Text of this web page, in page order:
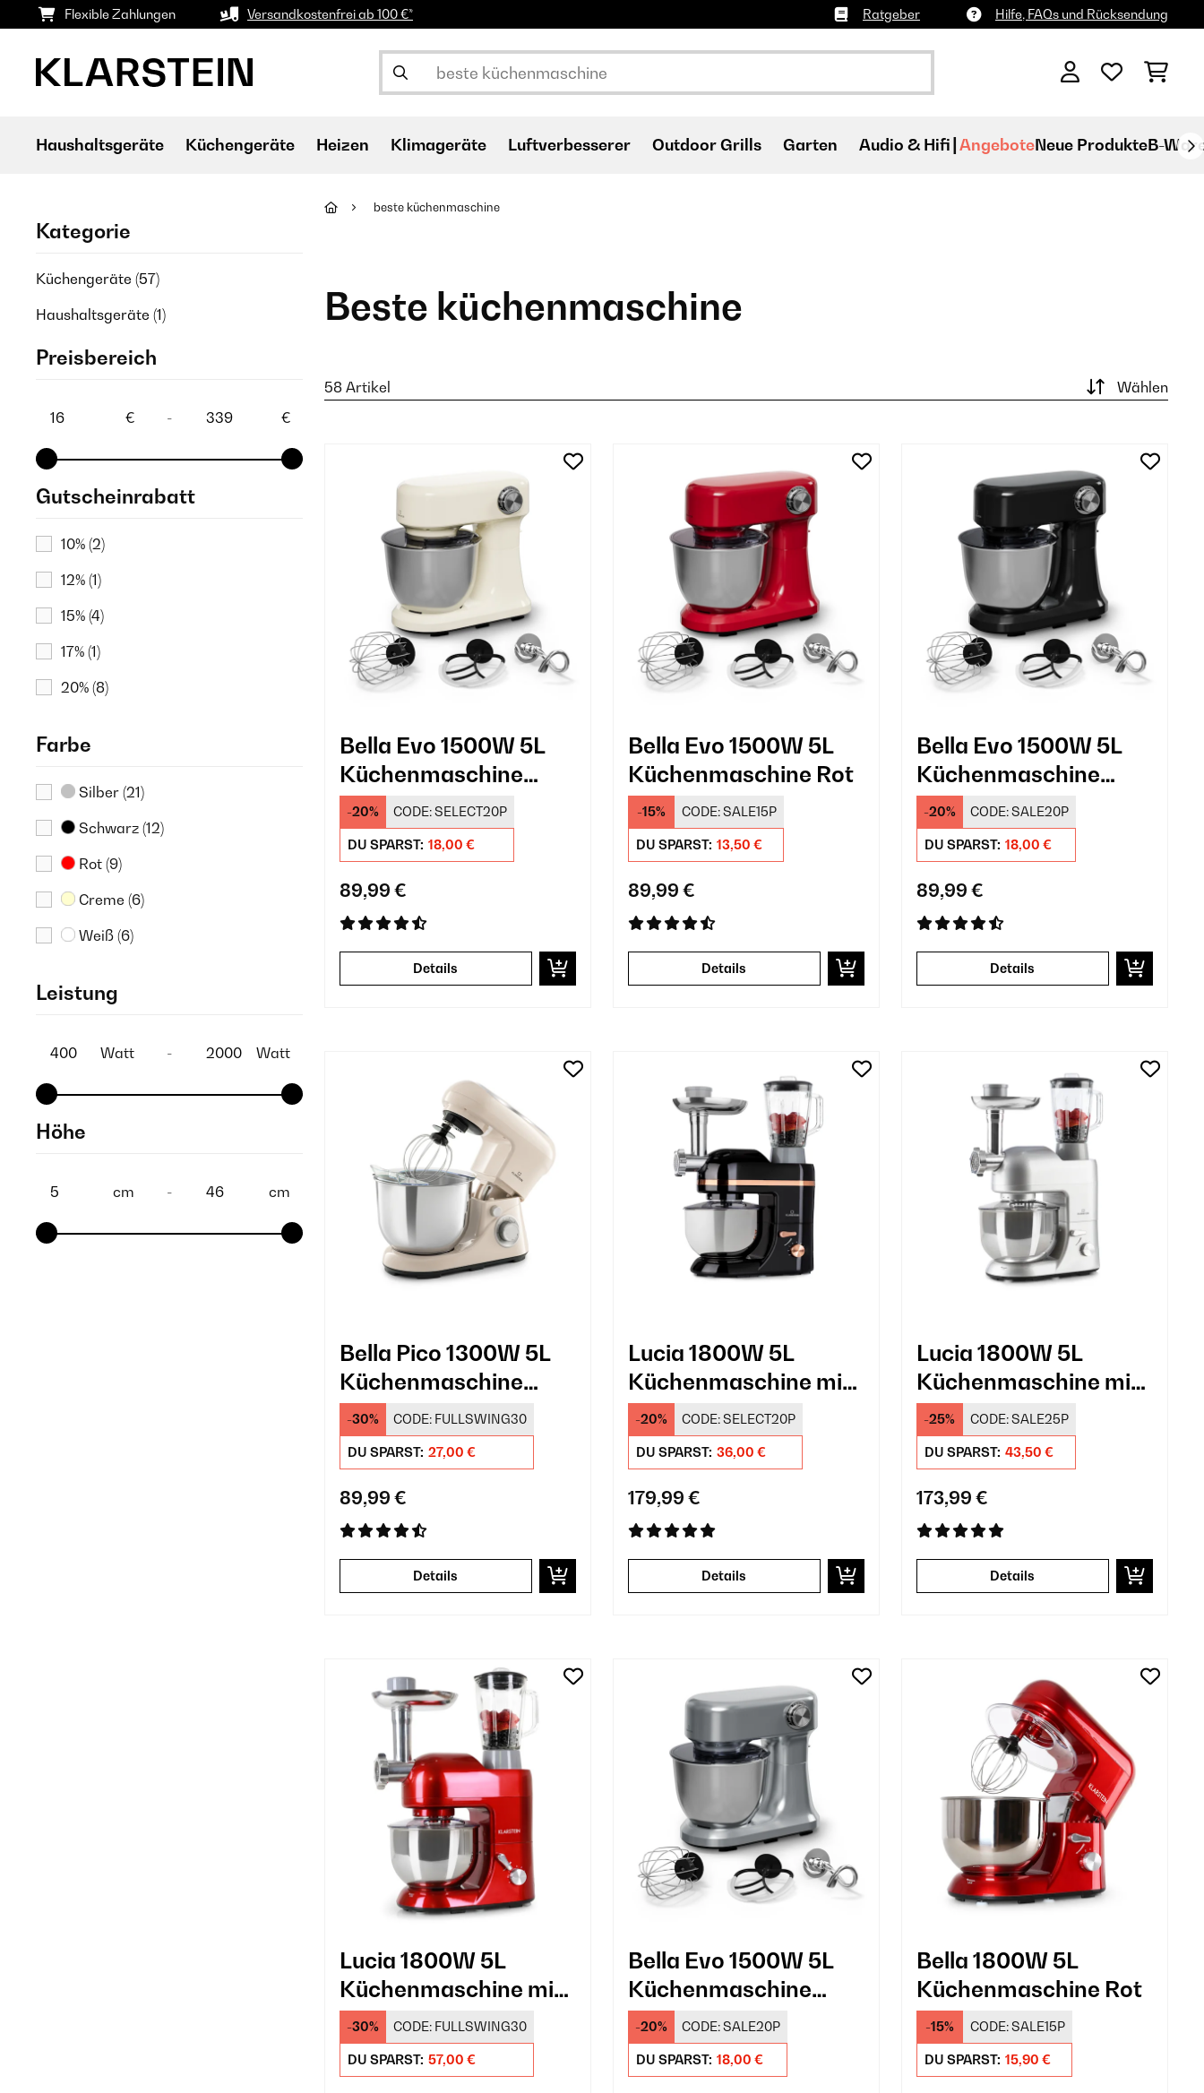
Flexible Zahlungen Versandkostenfrei ab 100 €* Ratgeber Hilfe, FAQs und Rücksendung
Haushaltsgeräte Küchengeräte Heizen Klimageräte Luftverbesserer Outdoor Grills Garten Audio & Hifi AngeboteNeue ProdukteB-
Kategorie
Küchengeräte (57)
Haushaltsgeräte (1)
Preisbereich
€ - €
Gutscheinrabatt
10% (2)
12% (1)
15% (4)
17% (1)
20% (8)
45%(1)
Farbe
Silber (21)
Schwarz (12)
Rot (9)
Creme (6)
Weiß (6)
Grau
Grün
Leistung
Watt - Watt
Höhe
cm - cm
beste küchenmaschine
Beste küchenmaschine
58 Artikel Wählen
Bella Evo 1500W 5L
Küchenmaschine
Creme
-20% CODE:SELECT20P
DU SPARST: 18,00 €
89,99 €
Details
Bella Evo 1500W 5L
Küchenmaschine Rot
-15% CODE:SALE15P
DU SPARST: 13,50 €
89,99 €
Details
Bella Evo 1500W 5L
Küchenmaschine
Schwarz
-20% CODE:SALE20P
DU SPARST: 18,00 €
89,99 €
Details
Bella Pico 1300W 5L
Küchenmaschine
Creme
-30% CODE: FULLSWING30
DU SPARST: 27,00 €
89,99 €
Details
Lucia 1800W 5L
Küchenmaschine mit
Fleischwolf Schwarz
-20% CODE:SELECT20P
DU SPARST: 36,00 €
179,99 €
Details
Lucia 1800W 5L
Küchenmaschine mit
Fleischwolf Silber
-25% CODE:SALE25P
DU SPARST: 43,50 €
173,99 €
Details
Lucia 1800W 5L
Küchenmaschine mit
Fleischwolf Rot
-30% CODE: FULLSWING30
DU SPARST: 57,00 €
Bella Evo 1500W 5L
Küchenmaschine
Silber
-20% CODE:SALE20P
DU SPARST: 18,00 €
Bella 1800W 5L
Küchenmaschine Rot
-15% CODE:SALE15P
DU SPARST: 15,90 €